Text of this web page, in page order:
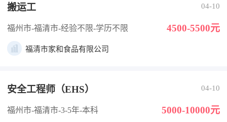
搬运工 04-10
福州市-福清市-经验不限-学历不限 4500-5500元
福清市家和食品有限公司
安全工程师（EHS） 04-10
福州市-福清市-3-5年-本科 5000-10000元